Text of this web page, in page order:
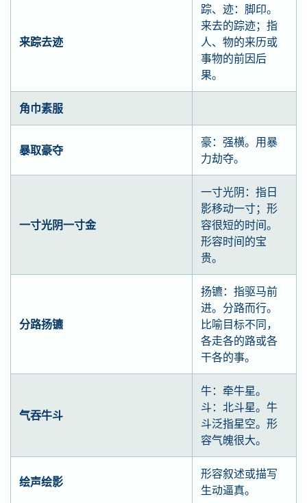
来踪去迹
踪、迹：脚印。
来去的踪迹；指
人、物的来历或
事物的前因后
果。
角巾素服
暴取豪夺
豪：强横。用暴
力劫夺。
一寸光阴一寸金
一寸光阴：指日
影移动一寸；形
容很短的时间。
形容时间的宝
贵。
分路扬镳
扬镳：指驱马前
进。分路而行。
比喻目标不同，
各走各的路或各
干各的事。
气吞牛斗
牛：牵牛星。
斗：北斗星。牛
斗泛指星空。形
容气魄很大。
绘声绘影
形容叙述或描写
生动逼真。